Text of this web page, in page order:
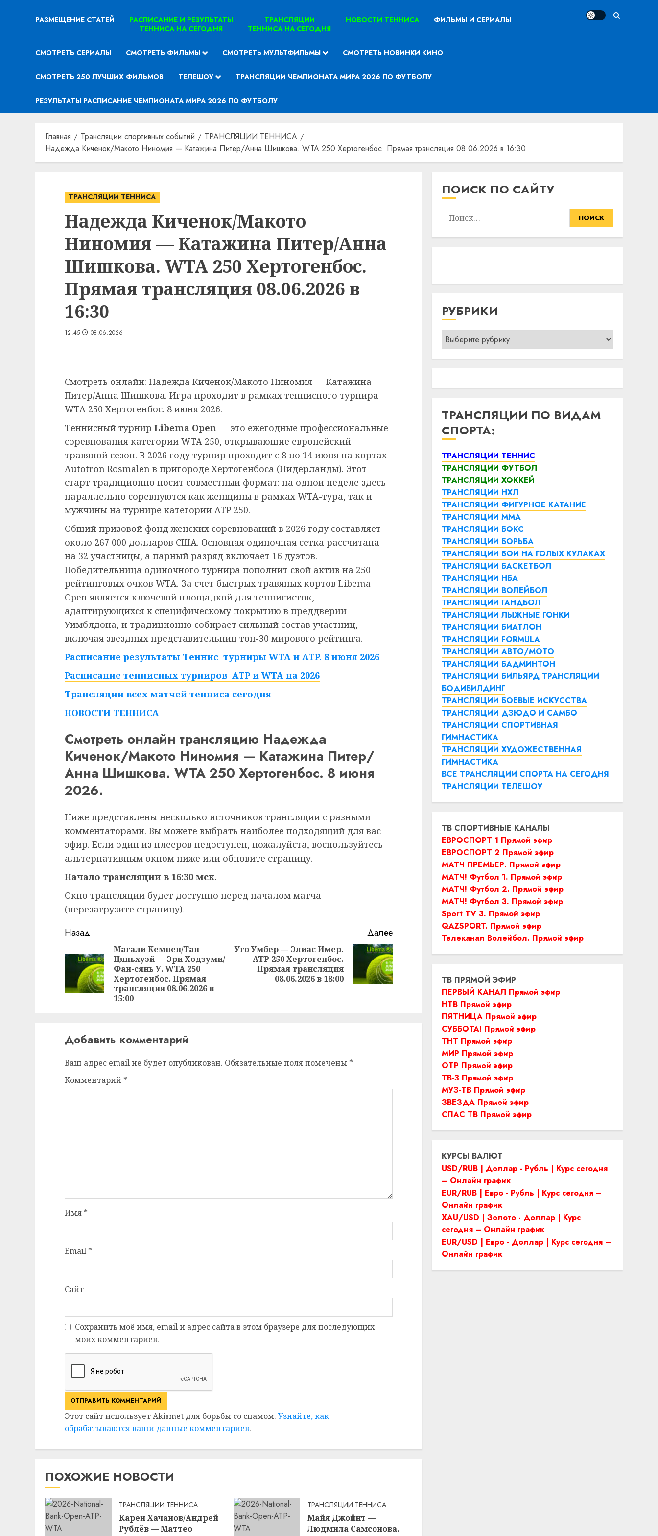
РАЗМЕЩЕНИЕ СТАТЕЙ
РАСПИСАНИЕ И РЕЗУЛЬТАТЫ
ТЕННИСА НА СЕГОДНЯ
ТРАНСЛЯЦИИ
ТЕННИСА НА СЕГОДНЯ
НОВОСТИ ТЕННИСА ФИЛЬМЫ И СЕРИАЛЫ
СМОТРЕТЬ СЕРИАЛЫ СМОТРЕТЬ ФИЛЬМЫ СМОТРЕТЬ МУЛЬТФИЛЬМЫ СМОТРЕТЬ НОВИНКИ КИНО
СМОТРЕТЬ 250 ЛУЧШИХ ФИЛЬМОВ ТЕЛЕШОУ ТРАНСЛЯЦИИ ЧЕМПИОНАТА МИРА 2026 ПО ФУТБОЛУ
РЕЗУЛЬТАТЫ РАСПИСАНИЕ ЧЕМПИОНАТА МИРА 2026 ПО ФУТБОЛУ
Главная Трансляции спортивных событий
ТРАНСЛЯЦИИ ТЕННИСА
Надежда Киченок/Макото Ниномия — Катажина Питер/Анна Шишкова. WTA 250 Хертогенбос. Прямая трансляция 08.06.2026 в 16:30
ТРАНСЛЯЦИИ ТЕННИСА
Надежда Киченок/Макото
Ниномия — Катажина Питер/Анна
Шишкова. WTA 250 Хертогенбос.
Прямая трансляция 08.06.2026 в
16:30
12:45 08.06.2026
Смотреть онлайн: Надежда Киченок/Макото Ниномия — Катажина
Питер/Анна Шишкова. Игра проходит в рамках теннисного турнира
WTA 250 Хертогенбос. 8 июня 2026.
Теннисный турнир Libema Open — это ежегодные профессиональные
соревнования категории WTA 250, открывающие европейский
травяной сезон. В 2026 году турнир проходит с 8 по 14 июня на кортах
Autotron Rosmalen в пригороде Хертогенбоса (Нидерланды). Этот
старт традиционно носит совместный формат: на одной неделе здесь
параллельно соревнуются как женщины в рамках WTA-тура, так и
мужчины на турнире категории ATP 250.
Общий призовой фонд женских соревнований в 2026 году составляет
около 267 000 долларов США. Основная одиночная сетка рассчитана
на 32 участницы, а парный разряд включает 16 дуэтов.
Победительница одиночного турнира пополнит свой актив на 250
рейтинговых очков WTA. За счет быстрых травяных кортов Libema
Open является ключевой площадкой для теннисисток,
адаптирующихся к специфическому покрытию в преддверии
Уимблдона, и традиционно собирает сильный состав участниц,
включая звездных представительниц топ-30 мирового рейтинга.
Расписание результаты Теннис турниры WTA и ATP. 8 июня 2026
Расписание теннисных турниров ATP и WTA на 2026
Трансляции всех матчей тенниса сегодня
НОВОСТИ ТЕННИСА
Смотреть онлайн трансляцию Надежда
Киченок/Макото Ниномия — Катажина Питер/
Анна Шишкова. WTA 250 Хертогенбос. 8 июня
2026.
Ниже представлены несколько источников трансляции с разными
комментаторами. Вы можете выбрать наиболее подходящий для вас
эфир. Если один из плееров недоступен, пожалуйста, воспользуйтесь
альтернативным окном ниже или обновите страницу.
Начало трансляции в 16:30 мск.
Окно трансляции будет доступно перед началом матча
(перезагрузите страницу).
Продолжить
чтение
Назад
Предыдущая
Магали Кемпен/Тан
Цяньхуэй — Эри Ходзуми/
Фан-сянь У. WTA 250
Хертогенбос. Прямая
трансляция 08.06.2026 в
15:00
Далее
Следующая
запись:
Уго Умбер — Элиас Имер.
ATP 250 Хертогенбос.
Прямая трансляция
08.06.2026 в 18:00
Добавить комментарий
Ваш адрес email не будет опубликован. Обязательные поля помечены *
Комментарий *
Имя *
Email *
Сайт
Сохранить моё имя, email и адрес сайта в этом браузере для последующих
моих комментариев.
Этот сайт использует Akismet для борьбы со спамом. Узнайте, как
обрабатываются ваши данные комментариев.
ПОХОЖИЕ НОВОСТИ
ТРАНСЛЯЦИИ ТЕННИСА
Карен Хачанов/Андрей
Рублёв — Маттео
ТРАНСЛЯЦИИ ТЕННИСА
Майя Джойнт —
Людмила Самсонова.
ПОИСК ПО САЙТУ
Найти:
РУБРИКИ
Рубрики
ТРАНСЛЯЦИИ ПО ВИДАМ
СПОРТА:
ТРАНСЛЯЦИИ ТЕННИС
ТРАНСЛЯЦИИ ФУТБОЛ
ТРАНСЛЯЦИИ ХОККЕЙ
ТРАНСЛЯЦИИ НХЛ
ТРАНСЛЯЦИИ ФИГУРНОЕ КАТАНИЕ
ТРАНСЛЯЦИИ ММА
ТРАНСЛЯЦИИ БОКС
ТРАНСЛЯЦИИ БОРЬБА
ТРАНСЛЯЦИИ БОИ НА ГОЛЫХ КУЛАКАХ
ТРАНСЛЯЦИИ БАСКЕТБОЛ
ТРАНСЛЯЦИИ НБА
ТРАНСЛЯЦИИ ВОЛЕЙБОЛ
ТРАНСЛЯЦИИ ГАНДБОЛ
ТРАНСЛЯЦИИ ЛЫЖНЫЕ ГОНКИ
ТРАНСЛЯЦИИ БИАТЛОН
ТРАНСЛЯЦИИ FORMULA
ТРАНСЛЯЦИИ АВТО/МОТО
ТРАНСЛЯЦИИ БАДМИНТОН
ТРАНСЛЯЦИИ БИЛЬЯРД ТРАНСЛЯЦИИ
БОДИБИЛДИНГ
ТРАНСЛЯЦИИ БОЕВЫЕ ИСКУССТВА
ТРАНСЛЯЦИИ ДЗЮДО И САМБО
ТРАНСЛЯЦИИ СПОРТИВНАЯ
ГИМНАСТИКА
ТРАНСЛЯЦИИ ХУДОЖЕСТВЕННАЯ
ГИМНАСТИКА
ВСЕ ТРАНСЛЯЦИИ СПОРТА НА СЕГОДНЯ
ТРАНСЛЯЦИИ ТЕЛЕШОУ
ТВ СПОРТИВНЫЕ КАНАЛЫ
ЕВРОСПОРТ 1 Прямой эфир
ЕВРОСПОРТ 2 Прямой эфир
МАТЧ ПРЕМЬЕР. Прямой эфир
МАТЧ! Футбол 1. Прямой эфир
МАТЧ! Футбол 2. Прямой эфир
МАТЧ! Футбол 3. Прямой эфир
Sport TV 3. Прямой эфир
QAZSPORT. Прямой эфир
Телеканал Волейбол. Прямой эфир
ТВ ПРЯМОЙ ЭФИР
ПЕРВЫЙ КАНАЛ Прямой эфир
НТВ Прямой эфир
ПЯТНИЦА Прямой эфир
СУББОТА! Прямой эфир
ТНТ Прямой эфир
МИР Прямой эфир
ОТР Прямой эфир
ТВ-3 Прямой эфир
МУЗ-ТВ Прямой эфир
ЗВЕЗДА Прямой эфир
СПАС ТВ Прямой эфир
КУРСЫ ВАЛЮТ
USD/RUB | Доллар - Рубль | Курс сегодня
– Онлайн график
EUR/RUB | Евро - Рубль | Курс сегодня –
Онлайн график
XAU/USD | Золото - Доллар | Курс
сегодня – Онлайн график
EUR/USD | Евро - Доллар | Курс сегодня –
Онлайн график